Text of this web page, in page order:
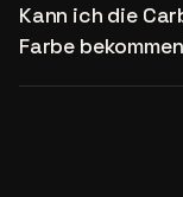
Kann ich die
Farbe